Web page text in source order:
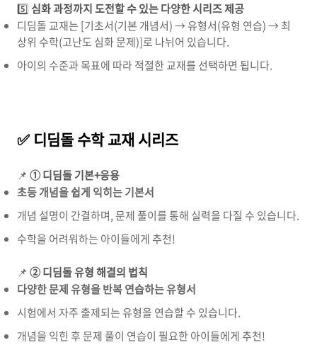
5️⃣ 심화 과정까지 도전할 수 있는 다양한 시리즈 제공
디딤돌 교재는 [기초서(기본 개념서) → 유형서(유형 연습) → 최
상위 수학(고난도 심화 문제)]로 나뉘어 있습니다.
아이의 수준과 목표에 따라 적절한 교재를 선택하면 됩니다.
✅ 디딤돌 수학 교재 시리즈
📌 ① 디딤돌 기본+응용
초등 개념을 쉽게 익히는 기본서
개념 설명이 간결하며, 문제 풀이를 통해 실력을 다질 수 있습니다.
수학을 어려워하는 아이들에게 추천!
📌 ② 디딤돌 유형 해결의 법칙
다양한 문제 유형을 반복 연습하는 유형서
시험에서 자주 출제되는 유형을 연습할 수 있습니다.
개념을 익힌 후 문제 풀이 연습이 필요한 아이들에게 추천!